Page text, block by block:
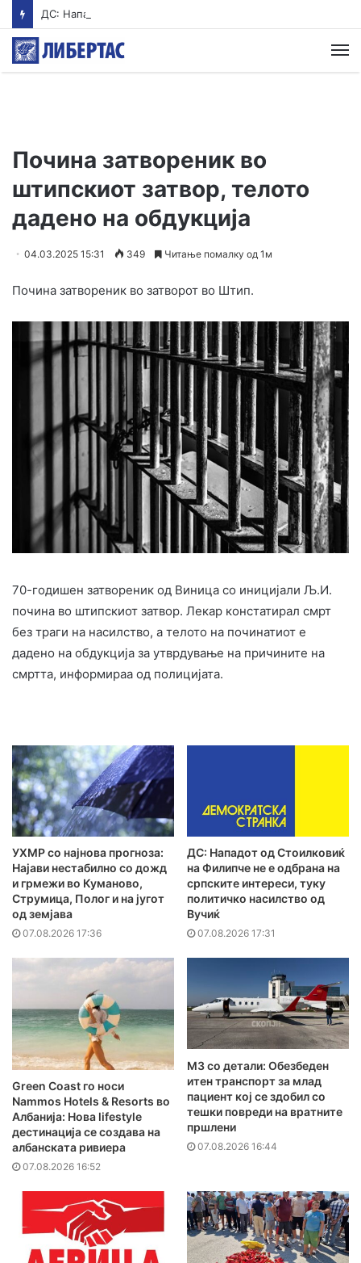
Почина затвореник во
штипскиот затвор, телото
дадено на обдукција
04.03.2025 15:31 349 Читање помалку од 1м
Почина затвореник во затворот во Штип.
70-годишен затвореник од Виница со иницијали Љ.И.
почина во штипскиот затвор. Лекар констатирал смрт
без траги на насилство, а телото на починатиот е
дадено на обдукција за утврдување на причините на
смртта, информираа од полицијата.
УХМР со најнова прогноза:
Најави нестабилно со дожд
и грмежи во Куманово,
Струмица, Полог и на југот
од земјава
07.08.2026 17:36
ДС: Нападот од Стоилковиќ
на Филипче не е одбрана на
српските интереси, туку
политичко насилство од
Вучиќ
07.08.2026 17:31
Green Coast го носи
Nammos Hotels & Resorts во
Албанија: Нова lifestyle
дестинација се создава на
албанската ривиера
07.08.2026 16:52
MЗ со детали: Обезбеден
итен транспорт за млад
пациент кој се здобил со
тешки повреди на вратните
пршлени
07.08.2026 16:44